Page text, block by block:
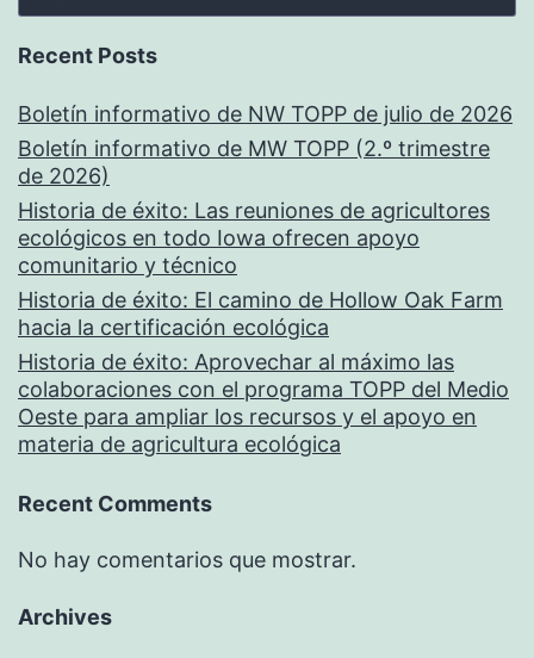
Recent Posts
Boletín informativo de NW TOPP de julio de 2026
Boletín informativo de MW TOPP (2.º trimestre
de 2026)
Historia de éxito: Las reuniones de agricultores
ecológicos en todo Iowa ofrecen apoyo
comunitario y técnico
Historia de éxito: El camino de Hollow Oak Farm
hacia la certificación ecológica
Historia de éxito: Aprovechar al máximo las
colaboraciones con el programa TOPP del Medio
Oeste para ampliar los recursos y el apoyo en
materia de agricultura ecológica
Recent Comments
No hay comentarios que mostrar.
Archives